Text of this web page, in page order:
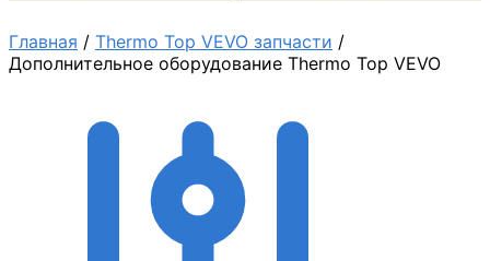
Главная / Thermo Top VEVO запчасти /
Дополнительное оборудование Thermo Top VEVO